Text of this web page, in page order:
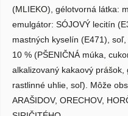
(MLIEKO), gélotvorná látka:
emulgátor: SÓJOVÝ lecitín
mastných kyselín (E471),
10 % (PŠENIČNÁ múka,
alkalizovaný kakaový prášok,
rastlinné uhlie, soľ). Môže
ARAŠIDOV, ORECHOV,